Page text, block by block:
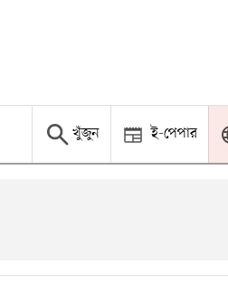
খুঁজুন ই-পেপার